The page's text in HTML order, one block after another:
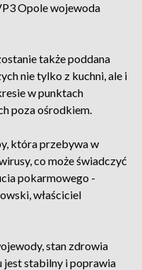
Opole wojewoda
także poddana
nie tylko z kuchni, ale i
w punktach
poza ośrodkiem.
która przebywa w
co może świadczyć
pokarmowego -
właściciel
stan zdrowia
stabilny i poprawia